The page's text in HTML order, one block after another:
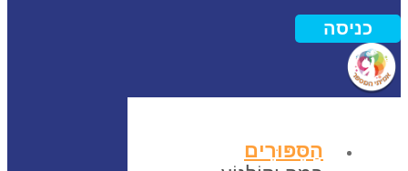
כניסה
הַסִּפּוּרִים